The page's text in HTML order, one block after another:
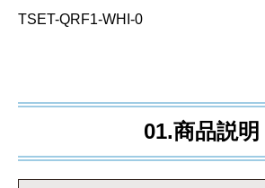
TSET-QRF1-WHI-0
01.商品説明